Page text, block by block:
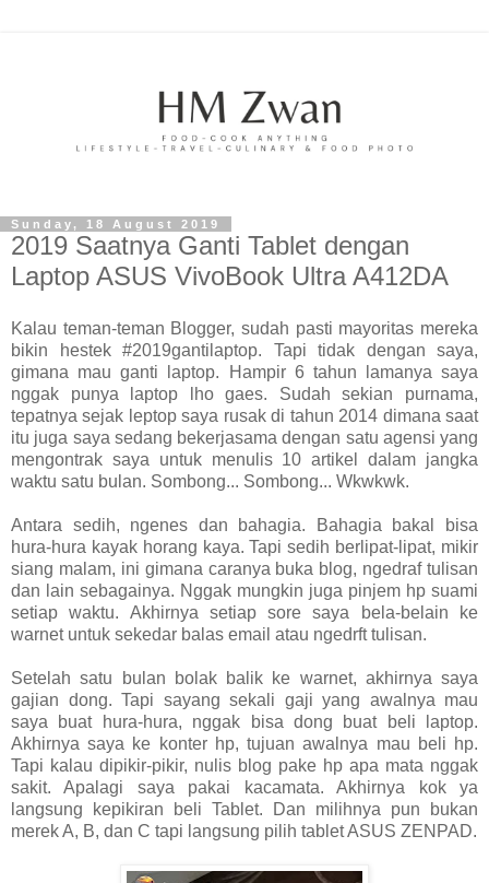
Sunday, 18 August 2019
2019 Saatnya Ganti Tablet dengan
Laptop ASUS VivoBook Ultra A412DA
Kalau teman-teman Blogger, sudah pasti mayoritas mereka
bikin hestek #2019gantilaptop. Tapi tidak dengan saya,
gimana mau ganti laptop. Hampir 6 tahun lamanya saya
nggak punya laptop lho gaes. Sudah sekian purnama,
tepatnya sejak leptop saya rusak di tahun 2014 dimana saat
itu juga saya sedang bekerjasama dengan satu agensi yang
mengontrak saya untuk menulis 10 artikel dalam jangka
waktu satu bulan. Sombong... Sombong... Wkwkwk.
Antara sedih, ngenes dan bahagia. Bahagia bakal bisa
hura-hura kayak horang kaya. Tapi sedih berlipat-lipat, mikir
siang malam, ini gimana caranya buka blog, ngedraf tulisan
dan lain sebagainya. Nggak mungkin juga pinjem hp suami
setiap waktu. Akhirnya setiap sore saya bela-belain ke
warnet untuk sekedar balas email atau ngedrft tulisan.
Setelah satu bulan bolak balik ke warnet, akhirnya saya
gajian dong. Tapi sayang sekali gaji yang awalnya mau
saya buat hura-hura, nggak bisa dong buat beli laptop.
Akhirnya saya ke konter hp, tujuan awalnya mau beli hp.
Tapi kalau dipikir-pikir, nulis blog pake hp apa mata nggak
sakit. Apalagi saya pakai kacamata. Akhirnya kok ya
langsung kepikiran beli Tablet. Dan milihnya pun bukan
merek A, B, dan C tapi langsung pilih tablet ASUS ZENPAD.